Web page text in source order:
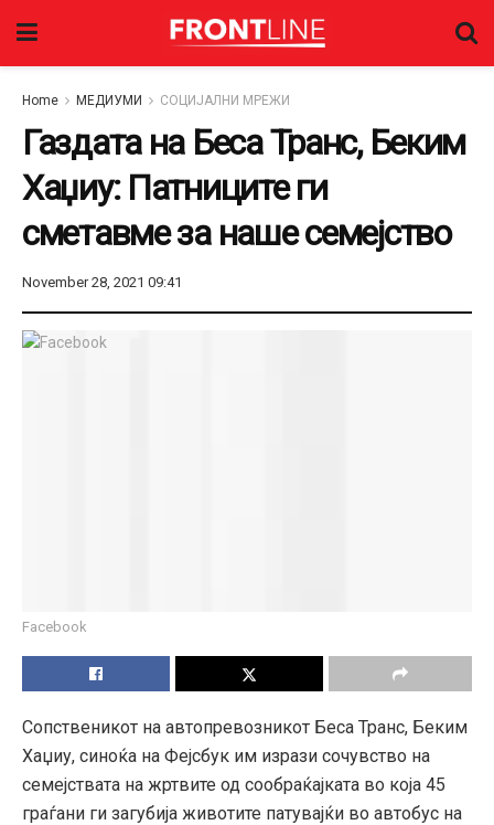
Home МЕДИУМИ СОЦИЈАЛНИ МРЕЖИ
Газдата на Беса Транс, Беким
Хаџиу: Патниците ги
сметавме за наше семејство
November 28, 2021 09:41
Facebook
Сопственикот на автопревозникот Беса Транс, Беким
Хаџиу, синоќа на Фејсбук им изрази сочувство на
семејствата на жртвите од сообраќајката во која 45
граѓани ги загубија животите патувајќи во автобус на